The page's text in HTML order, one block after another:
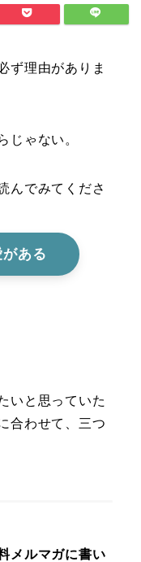
ず理由がありま
じゃない。
んでみてくださ
ある
いと思っていた
合わせて、三つ
メルマガに書い